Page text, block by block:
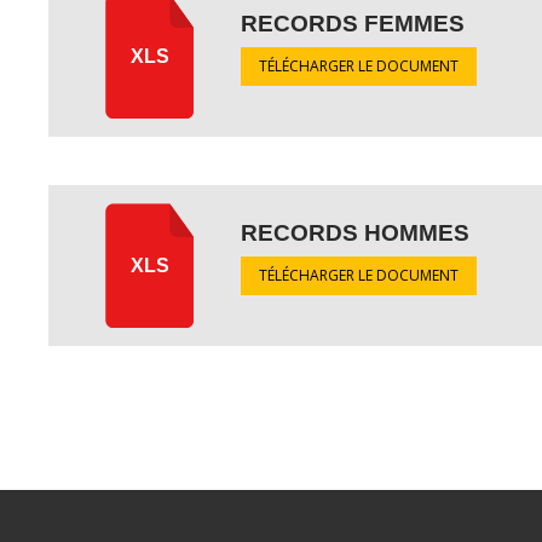
XLS
RECORDS FEMMES
TÉLÉCHARGER LE DOCUMENT
XLS
RECORDS HOMMES
TÉLÉCHARGER LE DOCUMENT